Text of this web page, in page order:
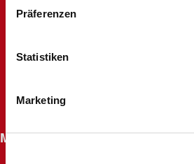
Präferenzen
Statistiken
Marketing
Kontakt
Unsere Märkte
Widerruf oder Reklamation anlegen
Widerrufsrecht für Fernabsatzverträge
MACHERKARTE